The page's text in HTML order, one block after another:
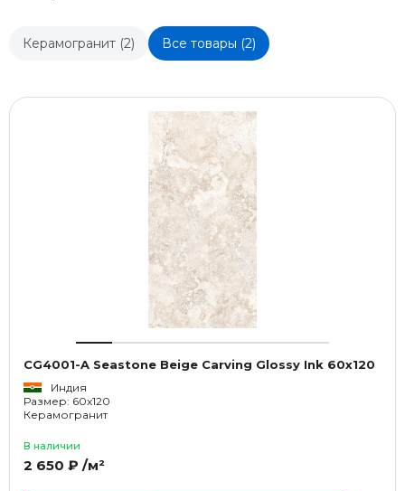
Керамогранит (2) Все товары (2)
CG4001-A Seastone Beige Carving Glossy Ink 60x120
Индия
Размер: 60x120
Керамогранит
В наличии
2 650 ₽ /м²